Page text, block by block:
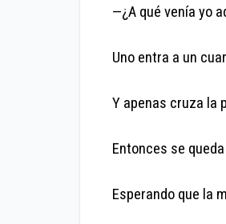
—¿A qué venía yo
Uno entra a un
Y apenas cruza la
Entonces se
Esperando que la